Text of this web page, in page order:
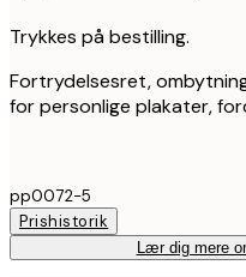
Trykkes på bestilling.
Fortrydelsesret,
for personlige plakater,
pp0072-5
Prishistorik
Lær dig mere